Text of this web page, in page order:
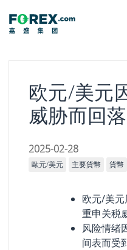
content
欧元/美元
威胁而回落
2025-02-28
歐元/美元 主要貨幣 貨幣
欧元/美
重申关税
风险情绪
间表而受